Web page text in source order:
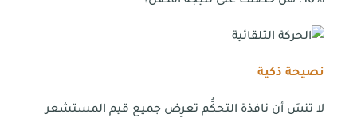
نصيحة ذكية
لا تنسَ أن نافذة التحكُّم تعرِض جميع قيم المستشعر